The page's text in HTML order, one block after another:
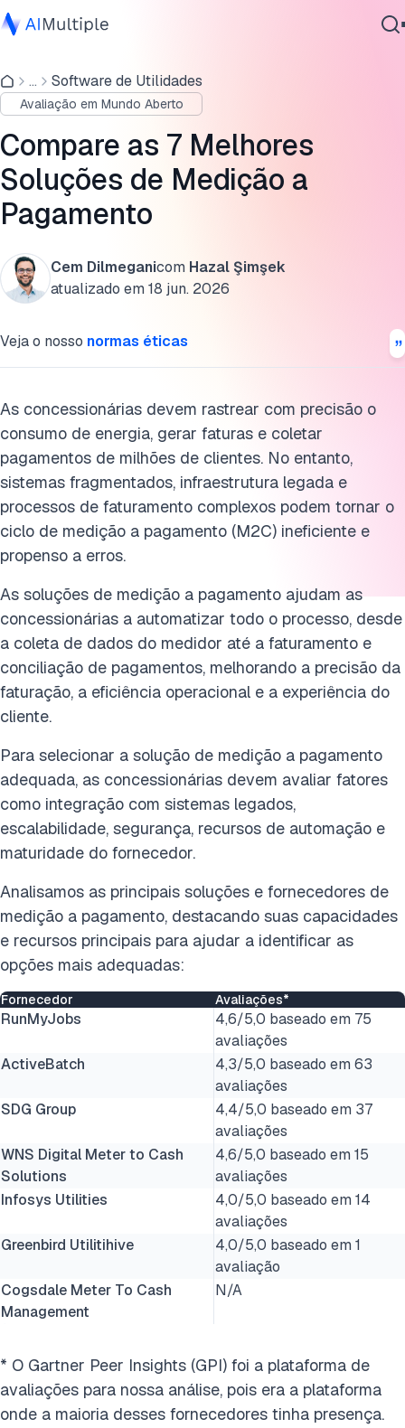
IA Agêntica
Segurança cibernética
Dados
Software Empresarial
Serviços
Contate-nos
... Software de Utilidades
Avaliação em Mundo Aberto
Compare as 7 Melhores
Soluções de Medição a
Pagamento
Cem Dilmeganicom Hazal Şimşek
atualizado em 18 jun. 2026
Veja o nosso normas éticas
As concessionárias devem rastrear com precisão o
consumo de energia, gerar faturas e coletar
pagamentos de milhões de clientes. No entanto,
sistemas fragmentados, infraestrutura legada e
processos de faturamento complexos podem tornar o
ciclo de medição a pagamento (M2C) ineficiente e
propenso a erros.
As soluções de medição a pagamento ajudam as
concessionárias a automatizar todo o processo, desde
a coleta de dados do medidor até a faturamento e
conciliação de pagamentos, melhorando a precisão da
faturação, a eficiência operacional e a experiência do
cliente.
Para selecionar a solução de medição a pagamento
adequada, as concessionárias devem avaliar fatores
como integração com sistemas legados,
escalabilidade, segurança, recursos de automação e
maturidade do fornecedor.
Analisamos as principais soluções e fornecedores de
medição a pagamento, destacando suas capacidades
e recursos principais para ajudar a identificar as
opções mais adequadas:
Fornecedor Avaliações*
RunMyJobs
4,6/5,0 baseado em 75
avaliações
ActiveBatch
4,3/5,0 baseado em 63
avaliações
SDG Group
4,4/5,0 baseado em 37
avaliações
WNS Digital Meter to Cash
Solutions
4,6/5,0 baseado em 15
avaliações
Infosys Utilities
4,0/5,0 baseado em 14
avaliações
Greenbird Utilitihive
4,0/5,0 baseado em 1
avaliação
Cogsdale Meter To Cash
Management
N/A
* O Gartner Peer Insights (GPI) foi a plataforma de
avaliações para nossa análise, pois era a plataforma
onde a maioria desses fornecedores tinha presença.
Benefícios da implementação de soluções de medição a
pagamento
Selecionando a solução de medição a pagamento certa
para o seu negócio
Leitura adicional
Cite esta pesquisa